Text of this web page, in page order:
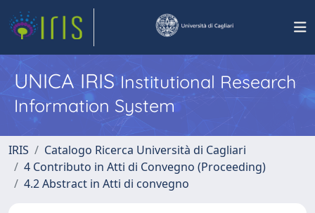
UNICA IRISInstitutional Research
Information System
IRIS
Catalogo Ricerca Università di Cagliari
4 Contributo in Atti di Convegno (Proceeding)
4.2 Abstract in Atti di convegno